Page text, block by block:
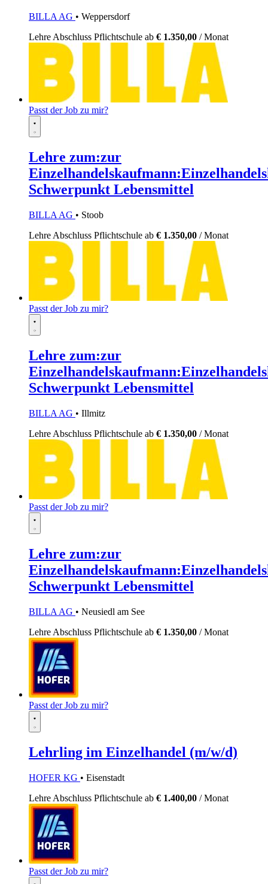
BILLA AG • Weppersdorf
LehreAbschluss Pflichtschule ab € 1.350,00 / Monat
Passt der Job zu mir?
Lehre zum:zur
Schwerpunkt Lebensmittel
BILLA AG • Stoob
Lehre Abschluss Pflichtschule ab € 1.350,00 / Monat
Passt der Job zu mir?
Lehre zum:zur
Schwerpunkt Lebensmittel
BILLA AG • Illmitz
Lehre Abschluss Pflichtschule ab € 1.350,00 / Monat
Passt der Job zu mir?
Lehre zum:zur
Schwerpunkt Lebensmittel
BILLA AG • Neusiedl am See
Lehre Abschluss Pflichtschule ab € 1.350,00 / Monat
Passt der Job zu mir?
Lehrling im Einzelhandel (m/w/d)
HOFER KG • Eisenstadt
Lehre Abschluss Pflichtschule ab € 1.400,00 / Monat
Passt der Job zu mir?